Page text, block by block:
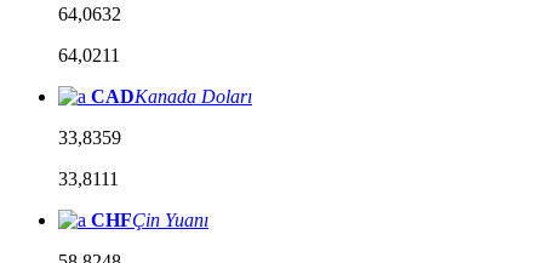
64,0632
64,0211
CADKanada Doları
33,8359
33,8111
CHFÇin Yuanı